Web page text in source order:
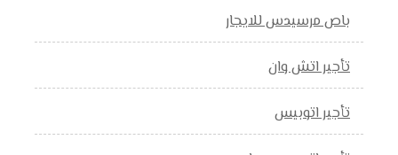
باص مرسيدس للايجار
تأجير اتش وان
تأجير اتوبيس